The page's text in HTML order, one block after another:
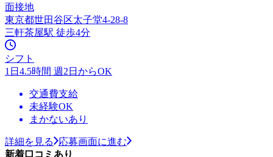
面接地
東京都世田谷区太子堂4-28-8
三軒茶屋駅 徒歩4分
シフト
1日4.5時間 週2日からOK
交通費支給
未経験OK
まかないあり
詳細を見る
応募画面に進む
新着口コミあり